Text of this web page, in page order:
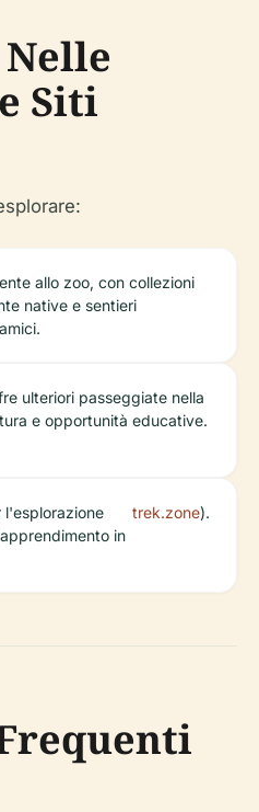
Siti
allo zoo, con collezioni
native e sentieri
ulteriori passeggiate nella
e opportunità educative.
l'esplorazione
in
trek.zone).